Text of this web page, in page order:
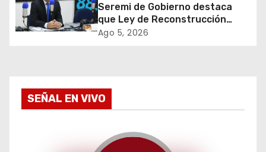
n
t
a
d
Seremi de Gobierno destaca
que Ley de Reconstrucción
Nacional impulsará la inversión
Ago 5, 2026
SEÑAL EN VIVO